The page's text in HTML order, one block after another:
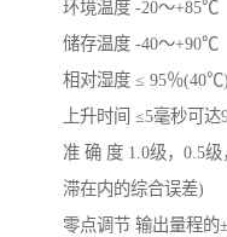
环境温度 -20～+85℃
储存温度 -40～+90℃
相对湿度 ≤ 95％(40℃)
上升时间 ≤5毫秒可达
准 确 度 1.0级，0.5
滞在内的综合误差)
零点调节 输出量程的